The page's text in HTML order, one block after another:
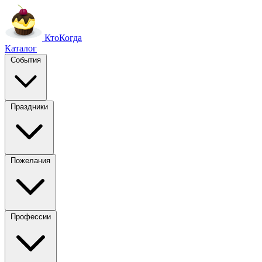
КтоКогда
Каталог
События
Праздники
Пожелания
Профессии